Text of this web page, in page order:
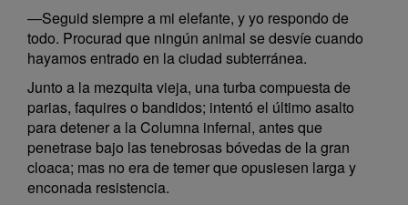
—Seguid siempre a mi elefante, y yo respondo de
todo. Procurad que ningún animal se desvíe cuando
hayamos entrado en la ciudad subterránea.
Junto a la mezquita vieja, una turba compuesta de
parias, faquires o bandidos; intentó el último asalto
para detener a la Columna infernal, antes que
penetrase bajo las tenebrosas bóvedas de la gran
cloaca; mas no era de temer que opusiesen larga y
enconada resistencia.